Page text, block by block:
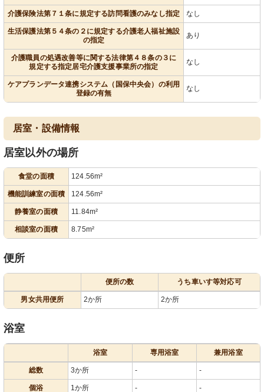
介護保険法第７１条に規定する訪問看護のみなし指定 なし
生活保護法第５４条の２に規定する介護老人福祉施設
の指定
あり
介護職員の処遇改善等に関する法律第４８条の３に
規定する指定居宅介護支援事業所の指定
なし
ケアプランデータ連携システム（国保中央会）の利用
登録の有無
なし
居室・設備情報
居室以外の場所
食堂の面積 124.56m²
機能訓練室の面積 124.56m²
静養室の面積 11.84m²
相談室の面積 8.75m²
便所
便所の数 うち車いす等対応可
男女共用便所 2か所 2か所
浴室
浴室 専用浴室 兼用浴室
総数 3か所 - -
個浴 1か所 - -